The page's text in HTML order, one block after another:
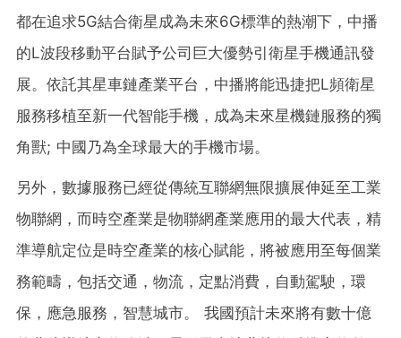
都在追求5G結合衛星成為未來6G標準的熱潮下，中播
的L波段移動平台賦予公司巨大優勢引衛星手機通訊發
展。依託其星車鏈產業平台，中播將能迅捷把L頻衛星
服務移植至新一代智能手機，成為未來星機鏈服務的獨
角獸; 中國乃為全球最大的手機市場。
另外，數據服務已經從傳統互聯網無限擴展伸延至工業
物聯網，而時空產業是物聯網產業應用的最大代表，精
準導航定位是時空產業的核心賦能，將被應用至每個業
務範疇，包括交通，物流，定點消費，自動駕駛，環
保，應急服務，智慧城市。 我國預計未來將有數十億